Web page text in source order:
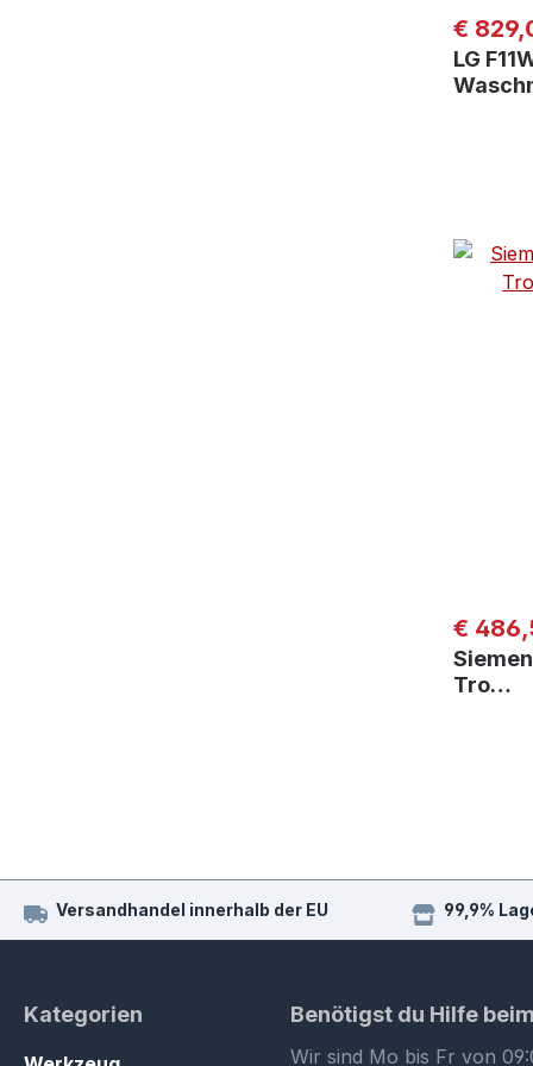
€
LG
€
Tro…
Versandhandel innerhalb der EU 99,9%
Kategorien Benötigst du Hilfe
Wir sind Mo bis Fr von